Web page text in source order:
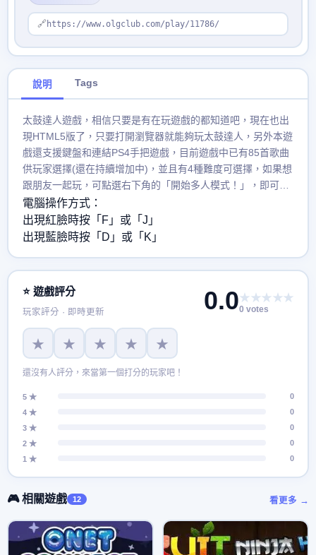
🔗 https://www.olgclub.com/play/11786/
說明 Tags
太鼓達人遊戲，相信只要是有在玩遊戲的都知道吧，現在也出
現HTML5版了，只要打開瀏覽器就能夠玩太鼓達人，另外本遊
戲還支援鍵盤和連結PS4手把遊戲，目前遊戲中已有85首歌曲
供玩家選擇(還在持續增加中)，並且有4種難度可選擇，如果想
跟朋友一起玩，可點選右下角的「開始多人模式！」，即可獲
得一個專屬的網址，將這個網址傳送給朋友，就可以等朋友進
來一起玩了哦！身為太鼓達人的你還在等甚麼?
電腦操作方式：
出現紅臉時按「F」或「J」
出現藍臉時按「D」或「K」
⭐ 遊戲評分
玩家評分 · 即時更新 0.0★★★★★
0 votes
★ ★ ★ ★ ★
還沒有人評分，來當第一個打分的玩家吧！
5 ★
0
4 ★
0
3 ★
0
2 ★
0
1 ★
0
🎮 相關遊戲 12 看更多 →